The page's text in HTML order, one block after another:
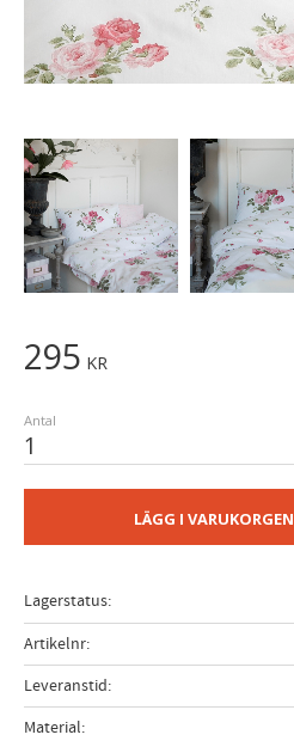
295 KR
Antal
LÄGG I VARUKORGEN
Lagerstatus
Artikelnr
Leveranstid
Material